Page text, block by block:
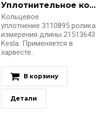
Уплотнительное кольцо (резиновое) круглого сечения
Кольцевое
уплотнение 3110895 ролика
измерения длины 21513643
Kesla. Применяется в
харвесте..
В корзину
Детали